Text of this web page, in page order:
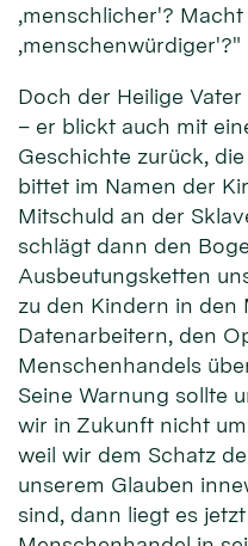
‚menschlicher'?
‚menschenwürdiger'?"
Doch der Heilige
– er blickt auch mit
Geschichte zurück,
bittet im Namen der
Mitschuld an der
schlägt dann den
Ausbeutungsketten
zu den Kindern in den
Datenarbeitern, den
Menschenhandels
Seine Warnung sollte
wir in Zukunft nicht
weil wir dem Schatz
unserem Glauben
sind, dann liegt es